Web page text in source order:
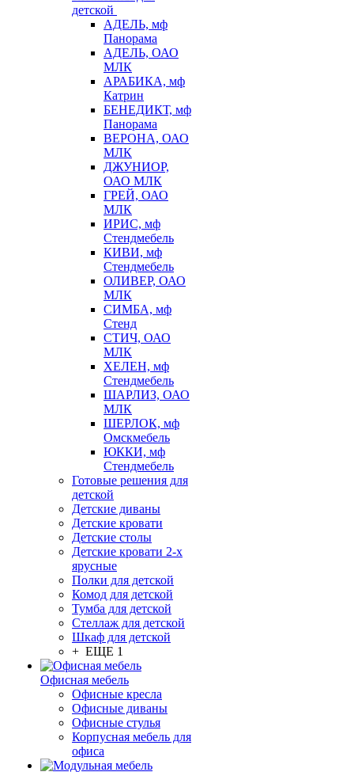
детской
АДЕЛЬ, мф
Панорама
АДЕЛЬ, ОАО
МЛК
АРАБИКА, мф
Катрин
БЕНЕДИКТ, мф
Панорама
ВЕРОНА, ОАО
МЛК
ДЖУНИОР,
ОАО МЛК
ГРЕЙ, ОАО
МЛК
ИРИС, мф
Стендмебель
КИВИ, мф
Стендмебель
ОЛИВЕР, ОАО
МЛК
СИМБА, мф
Стенд
СТИЧ, ОАО
МЛК
ХЕЛЕН, мф
Стендмебель
ШАРЛИЗ, ОАО
МЛК
ШЕРЛОК, мф
Омскмебель
ЮККИ, мф
Стендмебель
Готовые решения для
детской
Детские диваны
Детские кровати
Детские столы
Детские кровати 2-х
ярусные
Полки для детской
Комод для детской
Тумба для детской
Стеллаж для детской
Шкаф для детской
+ ЕЩЕ 1
Офисная мебель
Офисные кресла
Офисные диваны
Офисные стулья
Корпусная мебель для
офиса